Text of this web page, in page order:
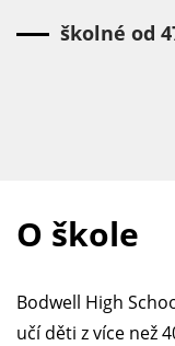
školné od
O škole
Bodwell High
učí děti z více než